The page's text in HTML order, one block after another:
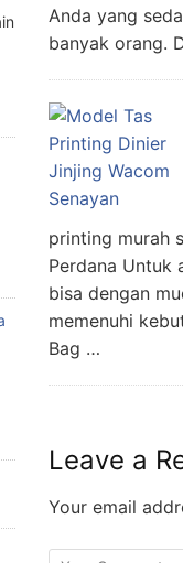
Anda yang
banyak orang.
printing murah
Perdana Untuk
bisa dengan
memenuhi
Bag …
Leave a
Your email